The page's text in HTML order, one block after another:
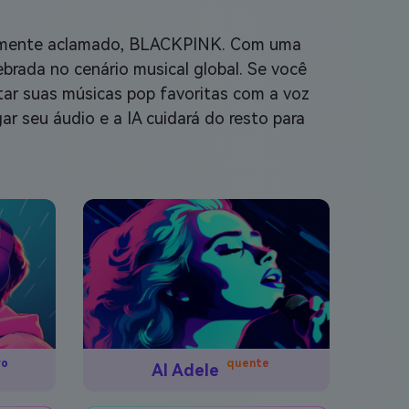
aclamado, BLACKPINK. Com uma
no cenário musical global. Se você
suas músicas pop favoritas com a voz
seu áudio e a IA cuidará do resto para
AI Adele quente